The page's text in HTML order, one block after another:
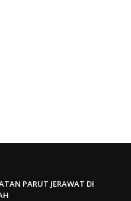
PARUT JERAWAT DI